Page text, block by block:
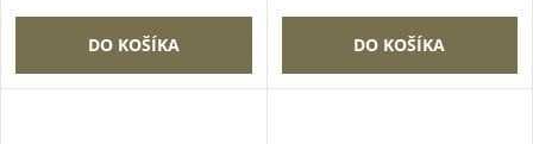
DO KOŠÍKA DO KOŠÍKA